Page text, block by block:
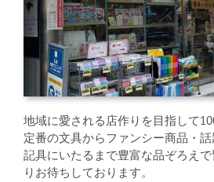
地域に愛される店作りを目指して
定番の文具からファンシー商品・
記具にいたるまで豊富な品ぞろえ
りお待ちしております。